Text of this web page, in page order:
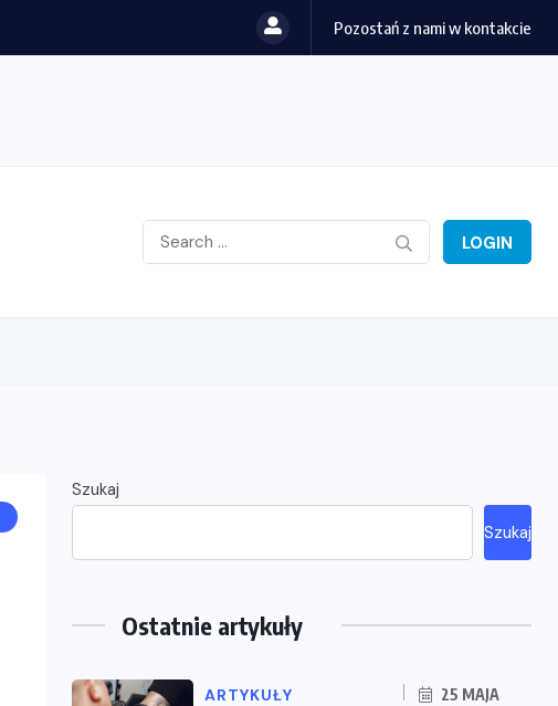
Pozostań z nami w kontakcie
LOGIN
Szukaj
Szukaj
Ostatnie artykuły
ARTYKUŁY
25 MAJA